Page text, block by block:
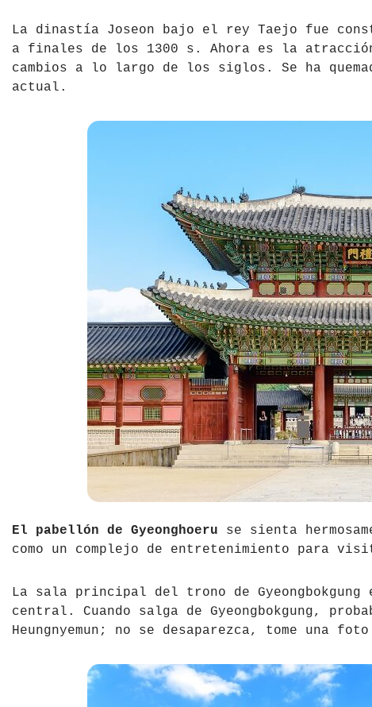
La dinastía Joseon bajo el rey Taejo fue
a finales de los 1300 s. Ahora es la
cambios a lo largo de los siglos. Se ha
actual.
El pabellón de Gyeonghoeru se sienta
como un complejo de entretenimiento para
La sala principal del trono de
central. Cuando salga de Gyeongbokgung,
Heungnyemun; no se desaparezca, tome una